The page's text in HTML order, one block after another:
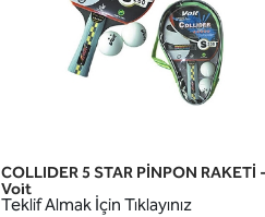
HIZLI GÖRÜNÜM
COLLIDER 5 STAR PİNPON RAKETİ -
Voit
Teklif Almak İçin Tıklayınız